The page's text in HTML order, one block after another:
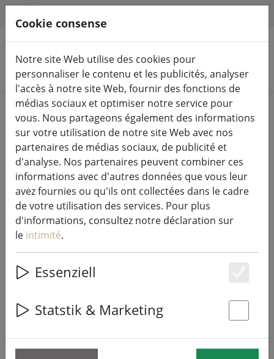
Rechercher des produits
Home
Guirlandes lumineuses & éclairage
Guirlandes lumineuses
Sirius Tech-Line Rideau lumineux
Cristal de glace Start-Set 100 LED
blanc chaud 2,5 x 0,6 m extérieur
230V noir
Cookie consense
Notre site Web utilise des cookies pour
personnaliser le contenu et les publicités, analyser
l'accès à notre site Web, fournir des fonctions de
médias sociaux et optimiser notre service pour
vous. Nous partageons également des informations
sur votre utilisation de notre site Web avec nos
partenaires de médias sociaux, de publicité et
d'analyse. Nos partenaires peuvent combiner ces
informations avec d'autres données que vous leur
avez fournies ou qu'ils ont collectées dans le cadre
de votre utilisation des services. Pour plus
d'informations, consultez notre déclaration sur
le intimité.
Essenziell
Statstik & Marketing